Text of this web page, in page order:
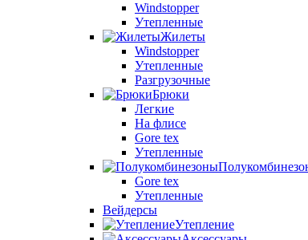
Windstopper
Утепленные
Жилеты
Windstopper
Утепленные
Разгрузочные
Брюки
Легкие
На флисе
Gore tex
Утепленные
Gore tex
Утепленные
Вейдерсы
Утепление